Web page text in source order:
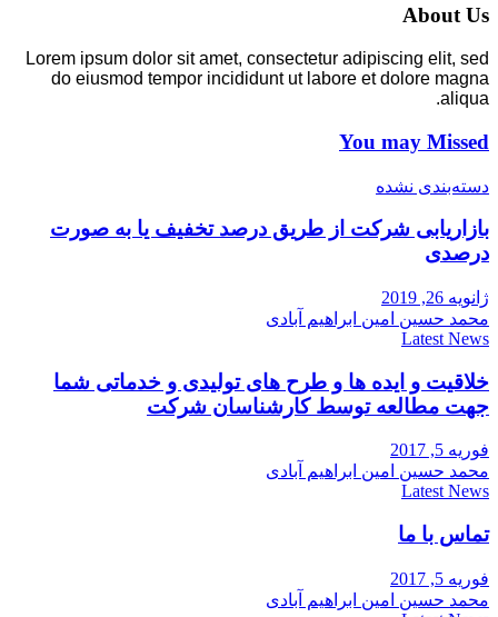
About Us
Lorem ipsum dolor sit amet, consectetur adipiscing elit, sed
do eiusmod tempor incididunt ut labore et dolore magna
aliqua.
You may Missed
دسته‌بندی نشده
بازاریابی شرکت از طریق درصد تخفیف یا به صورت
درصدی
ژانویه 26, 2019
محمد حسین امین ابراهیم آبادی
Latest News
خلاقیت و ایده ها و طرح های تولیدی و خدماتی شما
جهت مطالعه توسط کارشناسان شرکت
فوریه 5, 2017
محمد حسین امین ابراهیم آبادی
Latest News
تماس با ما
فوریه 5, 2017
محمد حسین امین ابراهیم آبادی